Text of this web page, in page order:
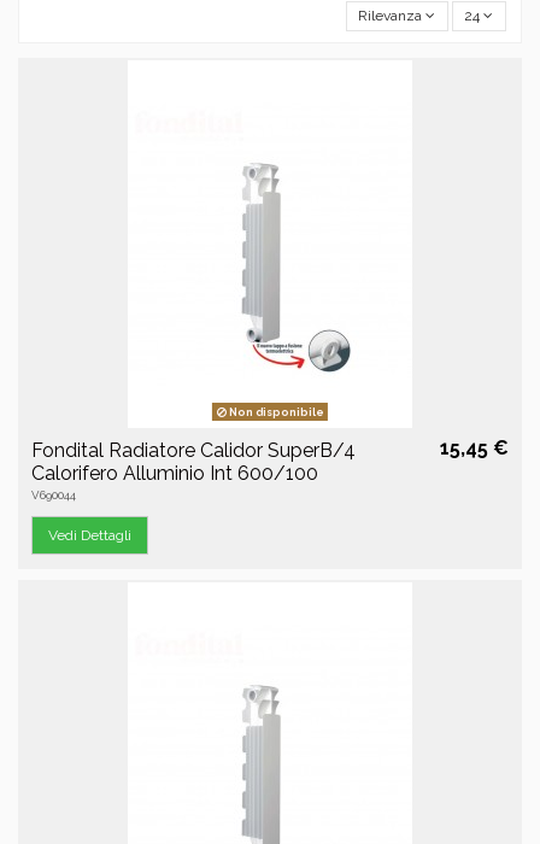
Rilevanza 24
Non disponibile
Fondital Radiatore Calidor SuperB/4
Calorifero Alluminio Int 600/100
V690044
15,45 €
Vedi Dettagli